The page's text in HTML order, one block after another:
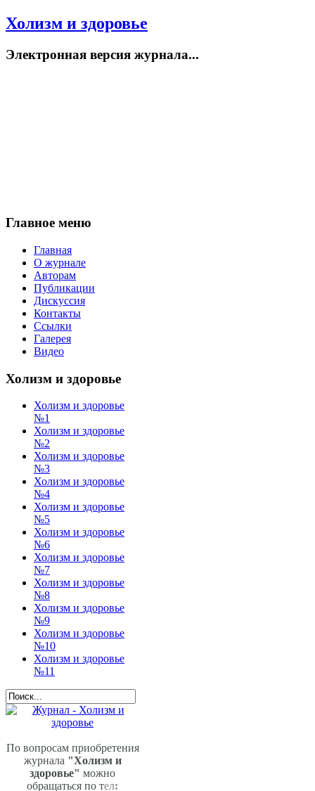
Холизм и здоровье
Электронная версия журнала...
Главное меню
Главная
О журнале
Авторам
Публикации
Дискуссия
Контакты
Ссылки
Галерея
Видео
Холизм и здоровье
Холизм и здоровье
№1
Холизм и здоровье
№2
Холизм и здоровье
№3
Холизм и здоровье
№4
Холизм и здоровье
№5
Холизм и здоровье
№6
Холизм и здоровье
№7
Холизм и здоровье
№8
Холизм и здоровье
№9
Холизм и здоровье
№10
Холизм и здоровье
№11
По вопросам приобретения
журнала "Холизм и
здоровье" можно
обращаться по тел: